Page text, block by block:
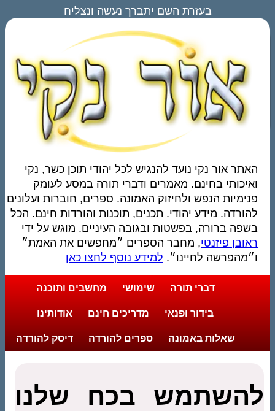
בעזרת השם יתברך נעשה ונצליח
האתר אור נקי נועד להנגיש לכל יהודי תוכן כשר, נקי
ואיכותי בחינם. מאמרים ודברי תורה במסע לעומק
פנימיות הנפש ולחיזוק האמונה. ספרים, חוברות ועלונים
להורדה. מידע יהודי. תכנים, תוכנות והורדות חינם. הכל
בשפה ברורה, בפשטות ובגובה העיניים. מוגש על ידי
ראובן פיזנטי, מחבר הספרים ״מחפשים את האמת״
ו״מהפרשה לחיינו״. למידע נוסף לחצו כאן
דברי תורה שימושי מחשבים ותוכנה
בידור ופנאי מדריכים חינם אודותינו
שאלות באמונה ספרים להורדה דיסק להורדה
להשתמש בכח שלנו